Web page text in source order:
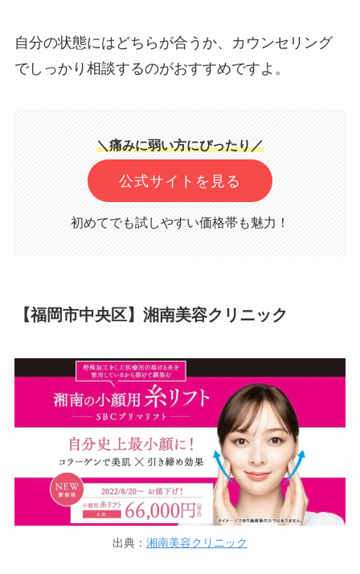
自分の状態にはどちらが合うか、カウンセリング
でしっかり相談するのがおすすめですよ。
＼痛みに弱い方にぴったり／
公式サイトを見る
初めてでも試しやすい価格帯も魅力！
【福岡市中央区】湘南美容クリニック
出典： 湘南美容クリニック